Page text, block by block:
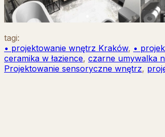
tagi:
• projektowanie wnętrz Kraków, •
ceramika w łazience, czarne umywalka
Projektowanie sensoryczne wnętrz,